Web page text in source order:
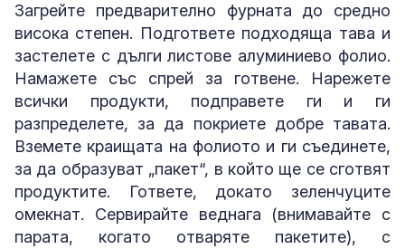
Загрейте предварително фурната до средно
висока степен. Подгответе подходяща тава и
застелете с дълги листове алуминиево фолио.
Намажете със спрей за готвене. Нарежете
всички продукти, подправете ги и ги
разпределете, за да покриете добре тавата.
Вземете краищата на фолиото и ги съединете,
за да образуват „пакет“, в който ще се сготвят
продуктите. Гответе, докато зеленчуците
омекнат. Сервирайте веднага (внимавайте с
парата, когато отваряте пакетите), с